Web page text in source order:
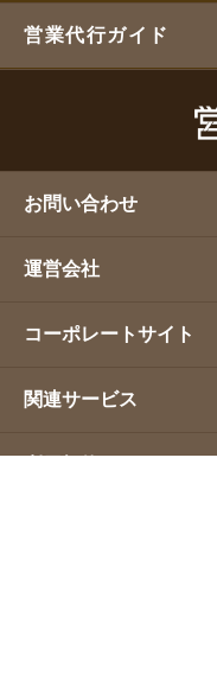
営業代行ガイド
お問い合わせ
運営会社
コーポレートサイト
関連サービス